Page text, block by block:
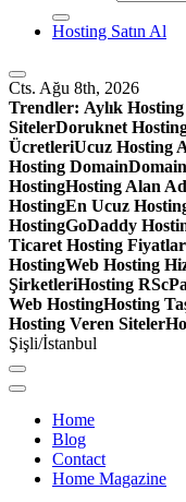
Hosting Satın Al
Cts. Ağu 8th, 2026
Trendler: Aylık
SitelerDoruknet
ÜcretleriUcuz Hosting
Hosting Domain
HostingHosting Alan
HostingEn Ucuz
HostingGoDaddy
Ticaret Hosting
HostingWeb Hosting
ŞirketleriHosting RS
Web HostingHosting
Hosting Veren Siteler
Şişli/İstanbul
Home
Blog
Contact
Home Magazine